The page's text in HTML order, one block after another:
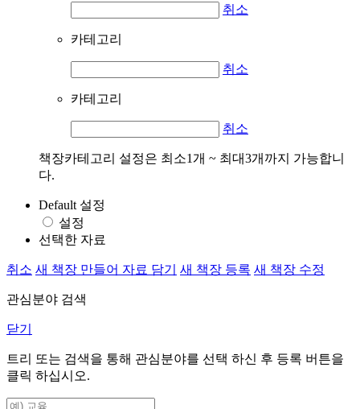
취소
카테고리
취소
카테고리
취소
책장카테고리 설정은 최소1개 ~ 최대3개까지 가능합니
다.
Default 설정
설정
선택한 자료
취소 새 책장 만들어 자료 담기 새 책장 등록 새 책장 수정
관심분야 검색
닫기
트리 또는 검색을 통해 관심분야를 선택 하신 후 등록 버튼을
클릭 하십시오.